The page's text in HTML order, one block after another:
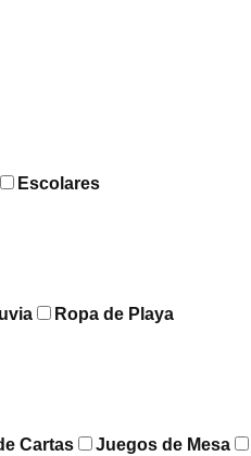
Escolares
Ropa de Playa
Cartas Juegos de Mesa